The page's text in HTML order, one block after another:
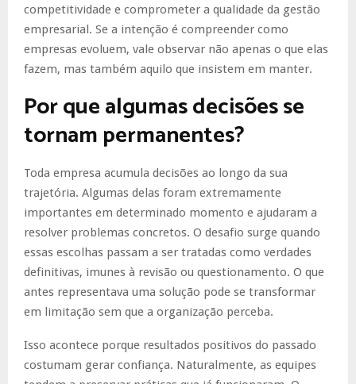
competitividade e comprometer a qualidade da gestão
empresarial. Se a intenção é compreender como
empresas evoluem, vale observar não apenas o que elas
fazem, mas também aquilo que insistem em manter.
Por que algumas decisões se
tornam permanentes?
Toda empresa acumula decisões ao longo da sua
trajetória. Algumas delas foram extremamente
importantes em determinado momento e ajudaram a
resolver problemas concretos. O desafio surge quando
essas escolhas passam a ser tratadas como verdades
definitivas, imunes à revisão ou questionamento. O que
antes representava uma solução pode se transformar
em limitação sem que a organização perceba.
Isso acontece porque resultados positivos do passado
costumam gerar confiança. Naturalmente, as equipes